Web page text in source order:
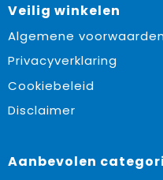
Veilig winkelen
Algemene
Privacyverklaring
Cookiebeleid
Disclaimer
Aanbevolen